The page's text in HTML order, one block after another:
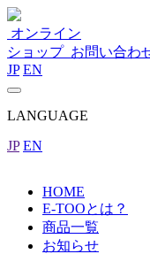
オンライン
ショップ お問い合わ
JP EN
LANGUAGE
JP EN
HOME
E-TOOとは？
商品一覧
お知らせ